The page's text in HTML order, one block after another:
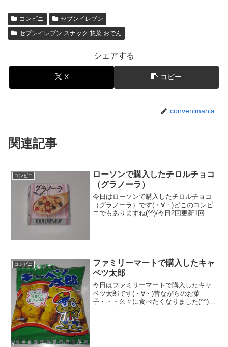
コンビニ
セブンイレブン
セブンイレブン スナック 惣菜 おでん
シェアする
X コピー
convenimania
関連記事
コンビニ
ローソンで購入したチロルチョコ
（グラノーラ）
今日はローソンで購入したチロルチョコ
（グラノーラ）です(・∀・)どこのコンビ
ニでもありますね(^^)/今日2回更新1回目
コンビニ
ファミリーマートで購入したキャ
ベツ太郎
今日はファミリーマートで購入したキャ
ベツ太郎です(・∀・)昔ながらのお菓
子・・・久々に食べたくなりました(^^)/